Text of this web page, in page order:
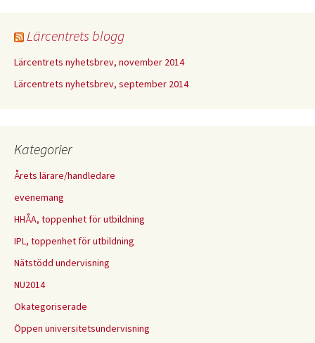
Lärcentrets blogg
Lärcentrets nyhetsbrev, november 2014
Lärcentrets nyhetsbrev, september 2014
Kategorier
Årets lärare/handledare
evenemang
HHÅA, toppenhet för utbildning
IPL, toppenhet för utbildning
Nätstödd undervisning
NU2014
Okategoriserade
Öppen universitetsundervisning